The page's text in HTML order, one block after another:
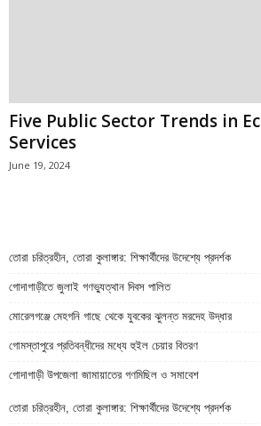
Five Public Sector Trends in
Services
June 19, 2024
তোরা চরিত্রহীন, তোরা কুলাঙ্গার: শিক্ষার্থীদের উদেশ্যে প্রদর্শক
গোদাগাড়ীতে জুলাই গণভ্যুত্থান দিবস পালিত
মোরেলগঞ্জে মেহগনি গাছে থেকে যুবকের ঝুলন্ত মরদেহ উদ্ধার
গোমস্তাপুরে প্রতিবন্ধীদের মধ্যে হুইল চেয়ার বিতরণ
গোদাগাড়ী উপজেলা জামায়াতের গণমিছিল ও সমাবেশ
তোরা চরিত্রহীন, তোরা কুলাঙ্গার: শিক্ষার্থীদের উদেশ্যে প্রদর্শক